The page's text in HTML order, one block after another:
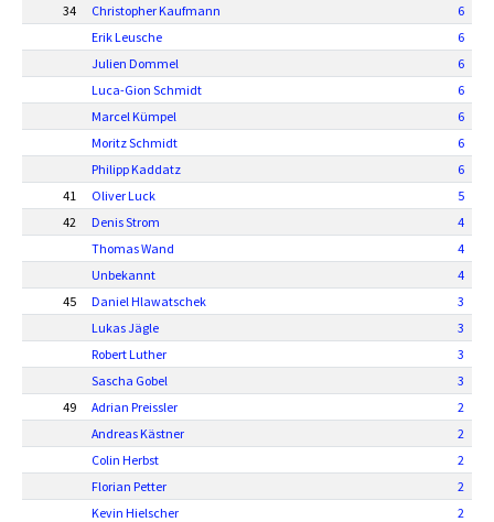
34
Christopher Kaufmann
6
Erik Leusche
6
Julien Dommel
6
Luca-Gion Schmidt
6
Marcel Kümpel
6
Moritz Schmidt
6
Philipp Kaddatz
6
41
Oliver Luck
5
42
Denis Strom
4
Thomas Wand
4
Unbekannt
4
45
Daniel Hlawatschek
3
Lukas Jägle
3
Robert Luther
3
Sascha Gobel
3
49
Adrian Preissler
2
Andreas Kästner
2
Colin Herbst
2
Florian Petter
2
Kevin Hielscher
2